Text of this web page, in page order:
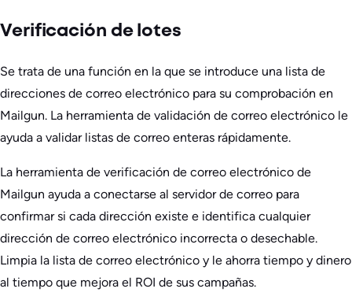
Verificación de lotes
Se trata de una función en la que se introduce una lista de
direcciones de correo electrónico para su comprobación en
Mailgun. La herramienta de validación de correo electrónico le
ayuda a validar listas de correo enteras rápidamente.
La herramienta de verificación de correo electrónico de
Mailgun ayuda a conectarse al servidor de correo para
confirmar si cada dirección existe e identifica cualquier
dirección de correo electrónico incorrecta o desechable.
Limpia la lista de correo electrónico y le ahorra tiempo y dinero
al tiempo que mejora el ROI de sus campañas.